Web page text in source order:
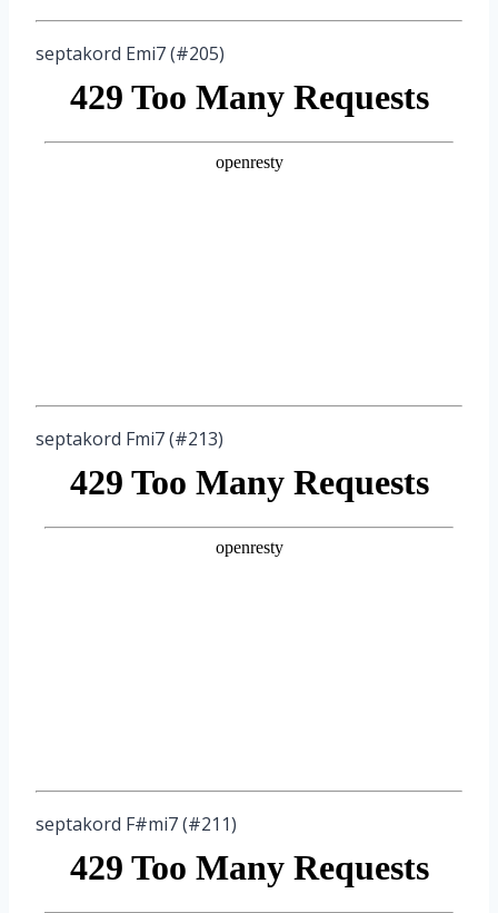
septakord Emi7 (#205)
septakord Fmi7 (#213)
septakord F#mi7 (#211)